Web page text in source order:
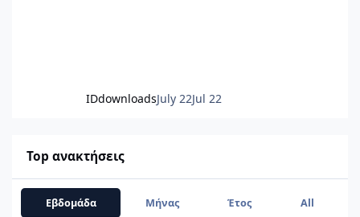
IDdownloadsJuly 22Jul 22
Top ανακτήσεις
Εβδομάδα Μήνας Έτος All